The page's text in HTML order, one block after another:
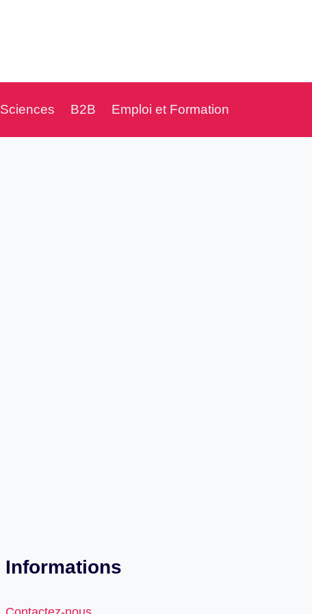
Sciences B2B Emploi et Formation
Informations